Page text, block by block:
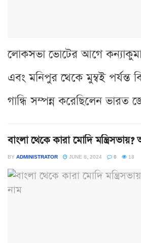
লোকসভা ভোটের আগে
এবং মনিপুর থেকে মুম্বই পর্যন্ত
গান্ধি সম্পন্ন করেছিলেন ভারত
বাংলা থেকে কারা মোদি
BY ADMINISTRATOR JUNE 8, 2024 0 18